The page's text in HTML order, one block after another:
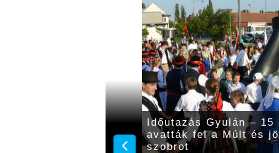
évvel ezelőtt adtak
Időutazás Gyulán –
avatták fel a Múlt és
szobrot